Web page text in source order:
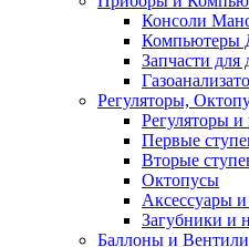
Консоли
Компьютеры
Запчасти для
Регуляторы,
Регуляторы
Первые
Вторые
Октопусы
Аксессуары
Загубники и
Баллоны и Вентили